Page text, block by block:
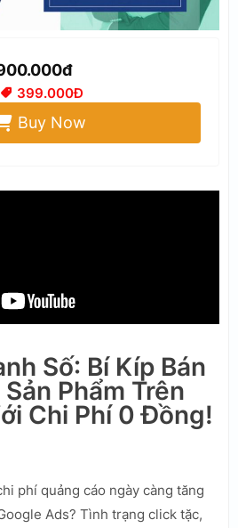
399.000Đ
Buy Now
Số: Bí Kíp Bán
Phẩm Trên
Chi Phí 0 Đồng!
phí quảng cáo ngày càng tăng
Ads? Tình trạng click tặc,